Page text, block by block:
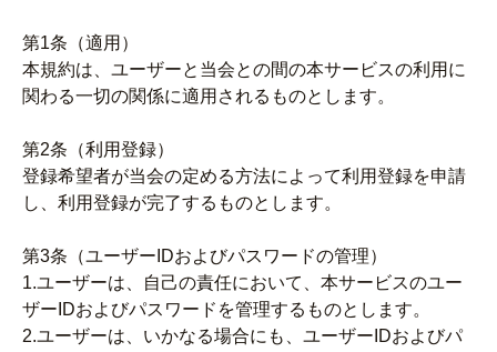
第1条（適用）
本規約は、ユーザーと当会との間の本サービスの利用に
関わる一切の関係に適用されるものとします。
第2条（利用登録）
登録希望者が当会の定める方法によって利用登録を申請
し、利用登録が完了するものとします。
第3条（ユーザーIDおよびパスワードの管理）
1.ユーザーは、自己の責任において、本サービスのユー
ザーIDおよびパスワードを管理するものとします。
2.ユーザーは、いかなる場合にも、ユーザーIDおよびパ